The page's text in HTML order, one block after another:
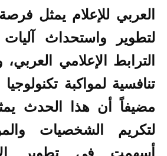
العربي للإعلام يمثل
لتطوير واستحداث آليات
الترابط الإعلامي
تنافسية لمواكبة تكنولوجيا
مضيفاً أن هذا الحدث
لتكريم الشخصيات